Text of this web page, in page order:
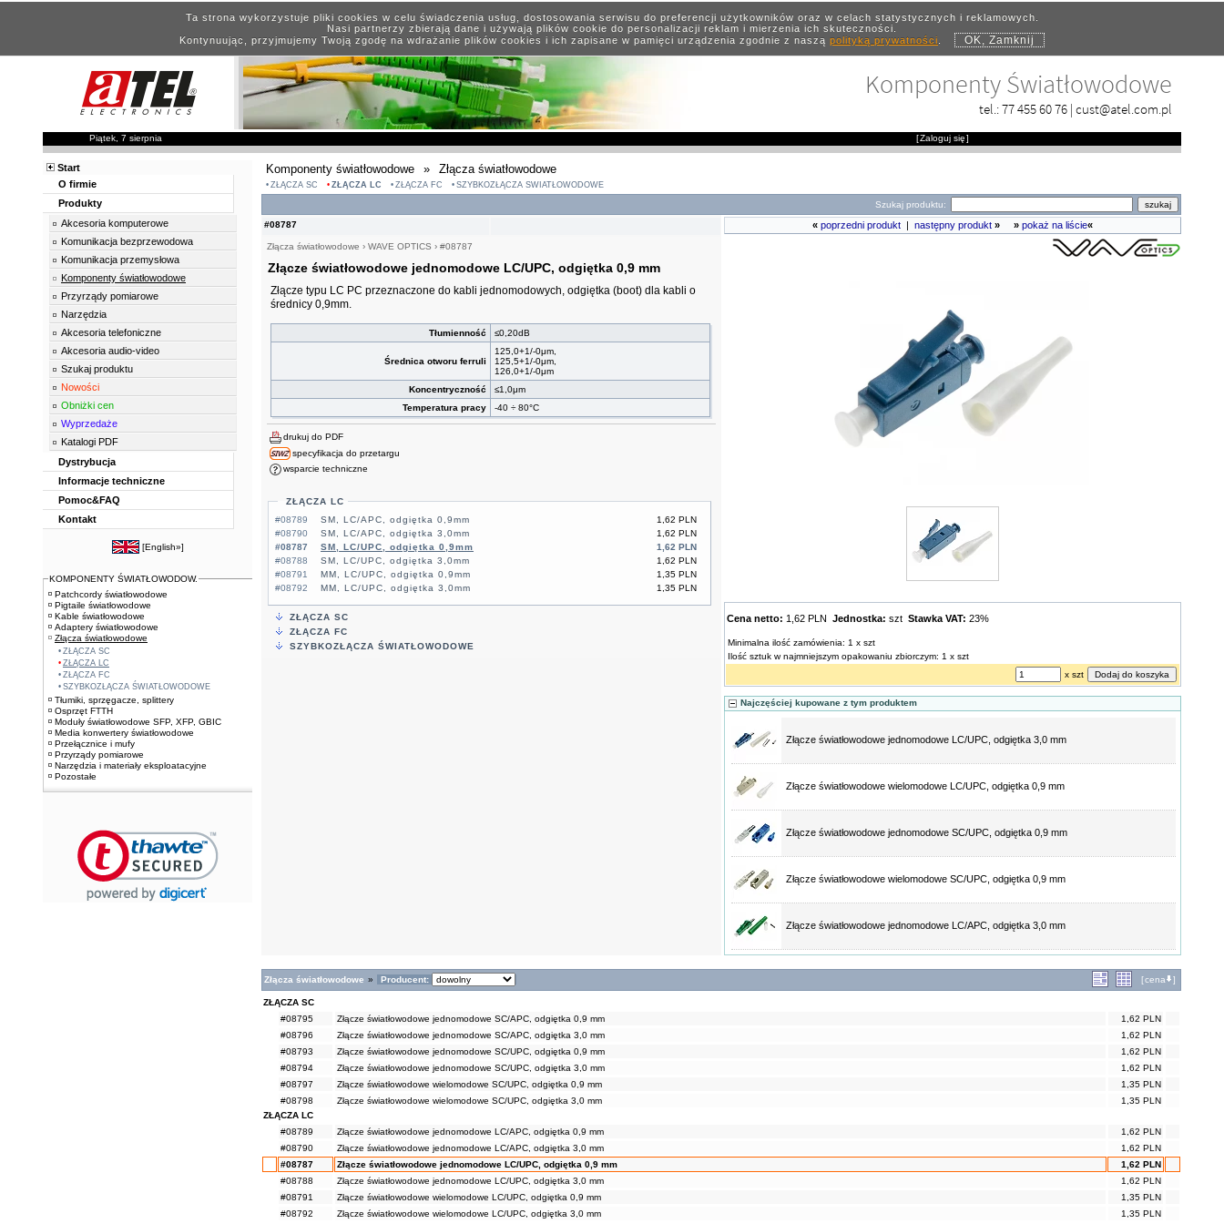
Ta strona wykorzystuje pliki cookies w celu świadczenia usług, dostosowania serwisu do preferencji użytkowników oraz w celach statystycznych i reklamowych.
Nasi partnerzy zbierają dane i używają plików cookie do personalizacji reklam i mierzenia ich skuteczności.
Kontynuując, przyjmujemy Twoją zgodę na wdrażanie plików cookies i ich zapisane w pamięci urządzenia zgodnie z naszą polityką prywatności. OK, Zamknij
Komponenty Światłowodowe
tel.:77 455 60 76 | cust@atel.com.pl
Piątek, 7 sierpnia [Zaloguj się]
Komponenty światłowodowe » Złącza światłowodowe
ZŁĄCZA SC ZŁĄCZA LC ZŁĄCZA FC SZYBKOZŁĄCZA ŚWIATŁOWODOWE
Szukaj produktu:
#08787
Złącza światłowodowe › WAVE OPTICS › #08787
Złącze światłowodowe jednomodowe LC/UPC, odgiętka 0,9 mm
Złącze typu LC PC przeznaczone do kabli jednomodowych, odgiętka (boot) dla kabli o
średnicy 0,9mm.
Tłumienność ≤0,20dB
Średnica otworu ferruli
125,0+1/-0μm,
125,5+1/-0μm,
126,0+1/-0μm
Koncentryczność
≤1,0μm
Temperatura pracy
-40 ÷ 80°C
drukuj do PDF
specyfikacja do przetargu
wsparcie techniczne
ZŁĄCZA LC
#08789
1,62 PLN
SM, LC/APC, odgiętka 0,9mm
#08790
1,62 PLN
SM, LC/APC, odgiętka 3,0mm
#08787
1,62 PLN
SM, LC/UPC, odgiętka 0,9mm
#08788
1,62 PLN
SM, LC/UPC, odgiętka 3,0mm
#08791
1,35 PLN
MM, LC/UPC, odgiętka 0,9mm
#08792
1,35 PLN
MM, LC/UPC, odgiętka 3,0mm
ZŁĄCZA SC
ZŁĄCZA FC
SZYBKOZŁĄCZA ŚWIATŁOWODOWE
« poprzedni produkt następny produkt » » pokaż na liście«
Cena netto: 1,62 PLN Jednostka: szt Stawka VAT: 23%
Minimalna ilość zamówienia: 1 x szt
Ilość sztuk w najmniejszym opakowaniu zbiorczym: 1 x szt
x szt
Najczęściej kupowane z tym produktem
Złącze światłowodowe jednomodowe LC/UPC, odgiętka 3,0 mm
Złącze światłowodowe wielomodowe LC/UPC, odgiętka 0,9 mm
Złącze światłowodowe jednomodowe SC/UPC, odgiętka 0,9 mm
Złącze światłowodowe wielomodowe SC/UPC, odgiętka 0,9 mm
Złącze światłowodowe jednomodowe LC/APC, odgiętka 3,0 mm
Złącza światłowodowe » Producent: [cena ]
ZŁĄCZA SC
#08795
Złącze światłowodowe jednomodowe SC/APC, odgiętka 0,9 mm
1,62 PLN
#08796
Złącze światłowodowe jednomodowe SC/APC, odgiętka 3,0 mm
1,62 PLN
#08793
Złącze światłowodowe jednomodowe SC/UPC, odgiętka 0,9 mm
1,62 PLN
#08794
Złącze światłowodowe jednomodowe SC/UPC, odgiętka 3,0 mm
1,62 PLN
#08797
Złącze światłowodowe wielomodowe SC/UPC, odgiętka 0,9 mm
1,35 PLN
#08798
Złącze światłowodowe wielomodowe SC/UPC, odgiętka 3,0 mm
1,35 PLN
ZŁĄCZA LC
#08789
Złącze światłowodowe jednomodowe LC/APC, odgiętka 0,9 mm
1,62 PLN
#08790
Złącze światłowodowe jednomodowe LC/APC, odgiętka 3,0 mm
1,62 PLN
#08787
Złącze światłowodowe jednomodowe LC/UPC, odgiętka 0,9 mm
1,62 PLN
#08788
Złącze światłowodowe jednomodowe LC/UPC, odgiętka 3,0 mm
1,62 PLN
#08791
Złącze światłowodowe wielomodowe LC/UPC, odgiętka 0,9 mm
1,35 PLN
#08792
Złącze światłowodowe wielomodowe LC/UPC, odgiętka 3,0 mm
1,35 PLN
Start
O firmie
Produkty
Akcesoria komputerowe
Komunikacja bezprzewodowa
Komunikacja przemysłowa
Komponenty światłowodowe
Przyrządy pomiarowe
Narzędzia
Akcesoria telefoniczne
Akcesoria audio-video
Szukaj produktu
Nowości
Obniżki cen
Wyprzedaże
Katalogi PDF
Dystrybucja
Informacje techniczne
Pomoc&FAQ
Kontakt
[English»]
KOMPONENTY ŚWIATŁOWODOW.
Patchcordy światłowodowe
Pigtaile światłowodowe
Kable światłowodowe
Adaptery światłowodowe
Złącza światłowodowe
ZŁĄCZA SC
ZŁĄCZA LC
ZŁĄCZA FC
SZYBKOZŁĄCZA ŚWIATŁOWODOWE
Tłumiki, sprzęgacze, splittery
Osprzęt FTTH
Moduły światłowodowe SFP, XFP, GBIC
Media konwertery światłowodowe
Przełącznice i mufy
Przyrządy pomiarowe
Narzędzia i materiały eksploatacyjne
Pozostałe